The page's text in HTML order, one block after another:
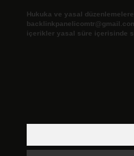
Hukuka ve yasal
içerikler yasal süre içerisinde